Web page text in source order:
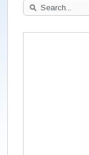
Search
Site